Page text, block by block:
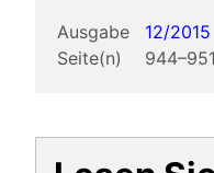
Ausgabe
12/2015
Seite(n)
944–951